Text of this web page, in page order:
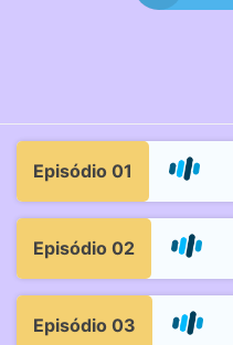
Episódio 01
Episódio 02
Episódio 03